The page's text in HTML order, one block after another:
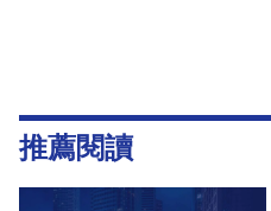
推薦閱讀